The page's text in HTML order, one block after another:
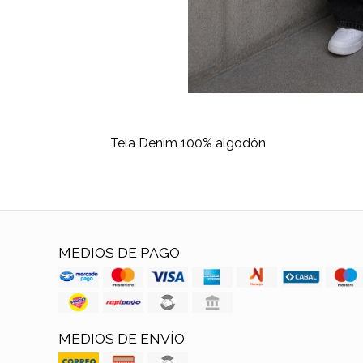
Tela Denim 100% algodón
MEDIOS DE PAGO
MEDIOS DE ENVÍO